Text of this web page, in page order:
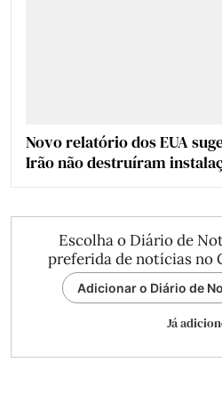
Novo relatório dos EUA
Irão não destruíram
Escolha o Diário de
preferida de notícias no
Adicionar o Diário de
Já